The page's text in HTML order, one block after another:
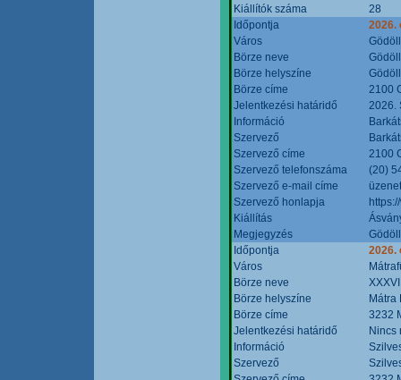
Kiállítók száma
28
Időpontja
2026.
Város
Börze neve
Börze helyszíne
Börze címe
2100
Jelentkezési határidő
2026.
Információ
Szervező
Szervező címe
2100
Szervező telefonszáma
(20)
Szervező e-mail címe
Szervező honlapja
Kiállítás
Megjegyzés
Időpontja
2026.
Város
Börze neve
Börze helyszíne
Mátra
Börze címe
3232
Jelentkezési határidő
Nincs
Információ
Szervező